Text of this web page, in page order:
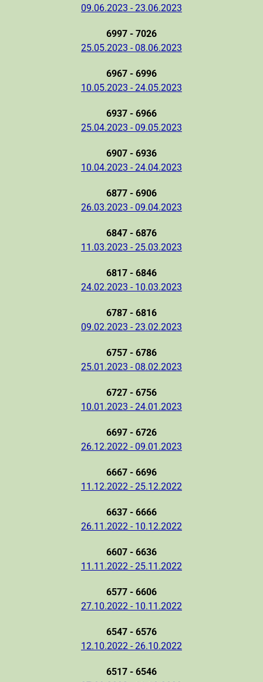
09.06.2023 - 23.06.2023
6997 - 7026
25.05.2023 - 08.06.2023
6967 - 6996
10.05.2023 - 24.05.2023
6937 - 6966
25.04.2023 - 09.05.2023
6907 - 6936
10.04.2023 - 24.04.2023
6877 - 6906
26.03.2023 - 09.04.2023
6847 - 6876
11.03.2023 - 25.03.2023
6817 - 6846
24.02.2023 - 10.03.2023
6787 - 6816
09.02.2023 - 23.02.2023
6757 - 6786
25.01.2023 - 08.02.2023
6727 - 6756
10.01.2023 - 24.01.2023
6697 - 6726
26.12.2022 - 09.01.2023
6667 - 6696
11.12.2022 - 25.12.2022
6637 - 6666
26.11.2022 - 10.12.2022
6607 - 6636
11.11.2022 - 25.11.2022
6577 - 6606
27.10.2022 - 10.11.2022
6547 - 6576
12.10.2022 - 26.10.2022
6517 - 6546